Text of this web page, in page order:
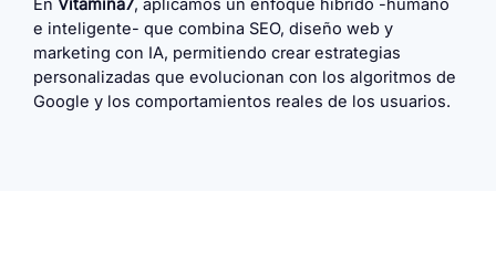
e inteligente- que combina SEO, diseño web y
marketing con IA, permitiendo crear estrategias
personalizadas que evolucionan con los algoritmos de
Google y los comportamientos reales de los usuarios.